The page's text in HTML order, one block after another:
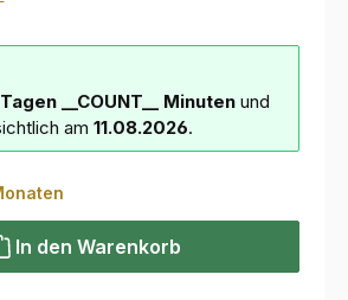
Tagen __COUNT__ Minuten und
am 11.08.2026.
In den Warenkorb